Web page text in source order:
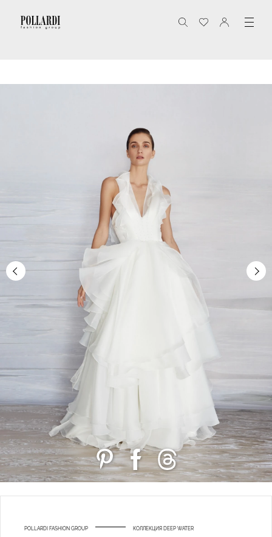
POLLARDI FASHION GROUP КОЛЛЕКЦИЯ DEEP WATER